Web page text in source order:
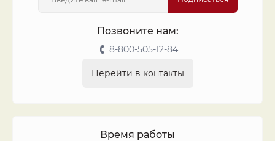
Позвоните нам:
8-800-505-12-84
Перейти в контакты
Время работы